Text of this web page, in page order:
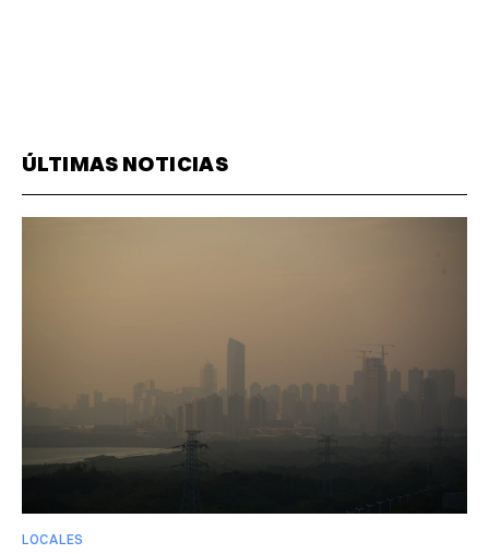
ÚLTIMAS NOTICIAS
LOCALES